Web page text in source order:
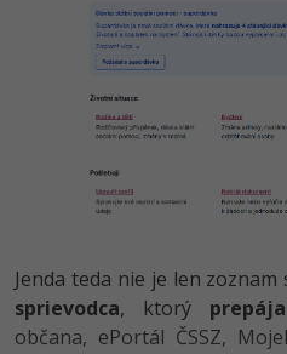
Viac
Fórum
Windows
Jenda teda nie je len zoznam
sprievodca, ktorý
občana, ePortál ČSSZ,